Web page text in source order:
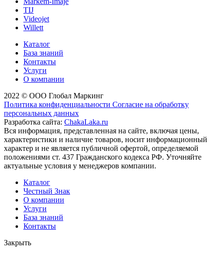
TIJ
Videojet
Willett
Каталог
База знаний
Контакты
Услуги
О компании
2022 © ООО Глобал Маркинг
Политика конфиденциальности Согласие на обработку
персональных данных
Разработка сайта: ChakaLaka.ru
Вся информация, представленная на сайте, включая цены,
характеристики и наличие товаров, носит информационный
характер и не является публичной офертой, определяемой
положениями ст. 437 Гражданского кодекса РФ. Уточняйте
актуальные условия у менеджеров компании.
Каталог
Честный Знак
О компании
Услуги
База знаний
Контакты
Закрыть